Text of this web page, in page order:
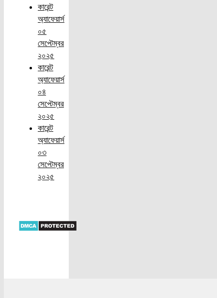
কারেন্ট
অ্যাফেয়ার্স
০৫
সেপ্টেম্বর
২০২৫
কারেন্ট
অ্যাফেয়ার্স
০৪
সেপ্টেম্বর
২০২৫
কারেন্ট
অ্যাফেয়ার্স
০৩
সেপ্টেম্বর
২০২৫